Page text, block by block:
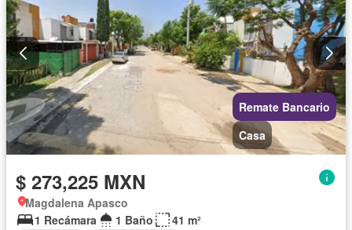
Remate Bancario
Casa
$ 273,225 MXN
Magdalena Apasco
1 Recámara
1 Baño
41 m²